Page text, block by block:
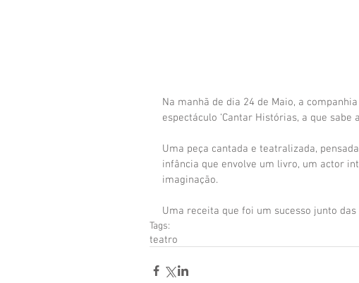
Na manhã de dia 24 de Maio, a
espectáculo ‘Cantar Histórias, a que sabe a
Uma peça cantada e teatralizada,
infância que envolve um livro, um actor
imaginação.
Uma receita que foi um sucesso junto
Tags:
teatro